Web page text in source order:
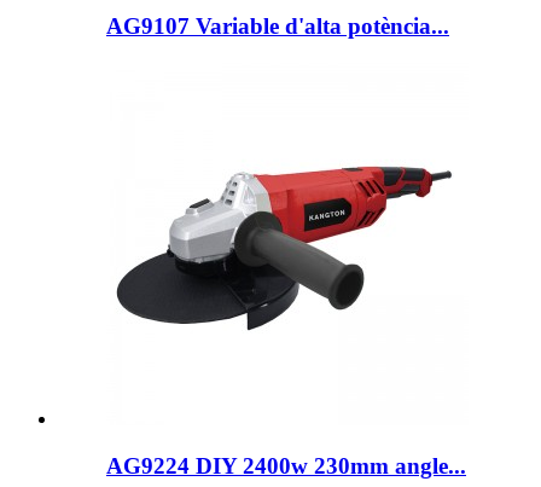
AG9107 Variable d'alta potència...
AG9224 DIY 2400w 230mm angle...